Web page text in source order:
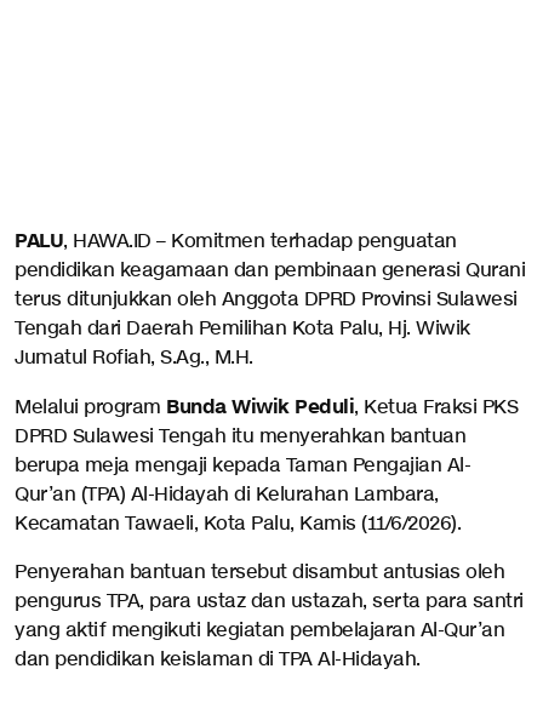
PALU, HAWA.ID – Komitmen terhadap penguatan
pendidikan keagamaan dan pembinaan generasi Qurani
terus ditunjukkan oleh Anggota DPRD Provinsi Sulawesi
Tengah dari Daerah Pemilihan Kota Palu, Hj. Wiwik
Jumatul Rofiah, S.Ag., M.H.
Melalui program Bunda Wiwik Peduli, Ketua Fraksi PKS
DPRD Sulawesi Tengah itu menyerahkan bantuan
berupa meja mengaji kepada Taman Pengajian Al-
Qur’an (TPA) Al-Hidayah di Kelurahan Lambara,
Kecamatan Tawaeli, Kota Palu, Kamis (11/6/2026).
Penyerahan bantuan tersebut disambut antusias oleh
pengurus TPA, para ustaz dan ustazah, serta para santri
yang aktif mengikuti kegiatan pembelajaran Al-Qur’an
dan pendidikan keislaman di TPA Al-Hidayah.